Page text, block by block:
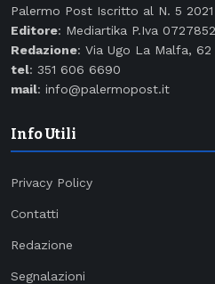
Palermo Post Iscritto al N. 5
Editore: Mediartika P.Iva
Redazione: Via Ugo La Malfa,
tel: 351 606 6690
mail: info@palermopost.it
Info Utili
Privacy Policy
Contatti
Redazione
Segnalazioni